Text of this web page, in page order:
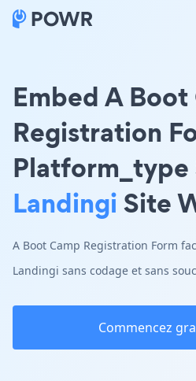
Embed A
Registration
Platform_type
LandingiSite
A Boot Camp Registration Form
Landingi sans codage et sans
Commencez